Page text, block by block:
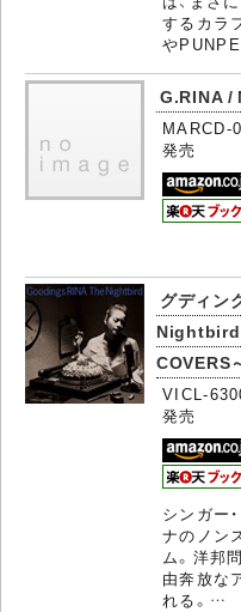
するカラ
や
G.RINA /
MARCD-
発売
グディン
Nightbird
COVERS
VICL-
発売
シンガー
ナのノン
ム。洋邦
由奔放な
れる。…